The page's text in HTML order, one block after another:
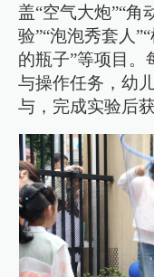
盖“空气大炮”“角
验”“泡泡秀套人
的瓶子”等项目。
与操作任务，幼
与，完成实验后